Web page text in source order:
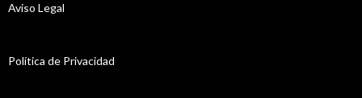
Aviso Legal
Política de Privacidad